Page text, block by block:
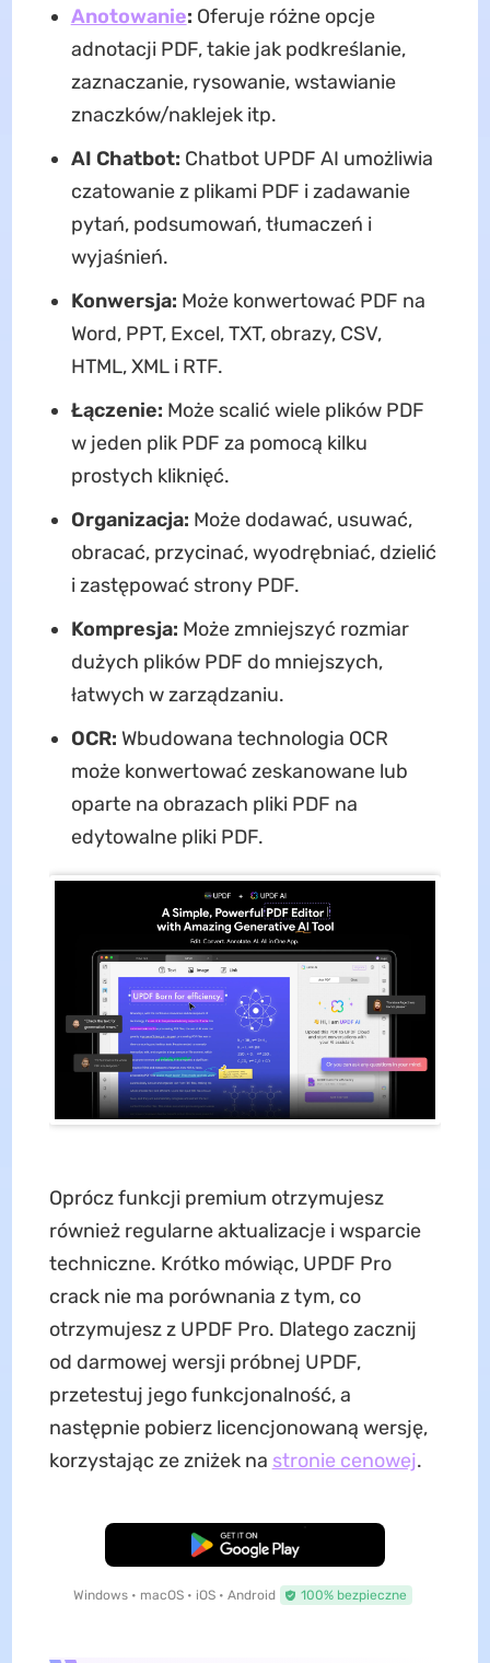
Anotowanie: Oferuje różne opcje
adnotacji PDF, takie jak podkreślanie,
zaznaczanie, rysowanie, wstawianie
znaczków/naklejek itp.
AI Chatbot: Chatbot UPDF AI umożliwia
czatowanie z plikami PDF i zadawanie
pytań, podsumowań, tłumaczeń i
wyjaśnień.
Konwersja: Może konwertować PDF na
Word, PPT, Excel, TXT, obrazy, CSV,
HTML, XML i RTF.
Łączenie: Może scalić wiele plików PDF
w jeden plik PDF za pomocą kilku
prostych kliknięć.
Organizacja: Może dodawać, usuwać,
obracać, przycinać, wyodrębniać, dzielić
i zastępować strony PDF.
Kompresja: Może zmniejszyć rozmiar
dużych plików PDF do mniejszych,
łatwych w zarządzaniu.
OCR: Wbudowana technologia OCR
może konwertować zeskanowane lub
oparte na obrazach pliki PDF na
edytowalne pliki PDF.
Oprócz funkcji premium otrzymujesz
również regularne aktualizacje i wsparcie
techniczne. Krótko mówiąc, UPDF Pro
crack nie ma porównania z tym, co
otrzymujesz z UPDF Pro. Dlatego zacznij
od darmowej wersji próbnej UPDF,
przetestuj jego funkcjonalność, a
następnie pobierz licencjonowaną wersję,
korzystając ze zniżek na stronie cenowej.
Pobierz za darmo
Windows • macOS • iOS • Android 100% bezpieczne